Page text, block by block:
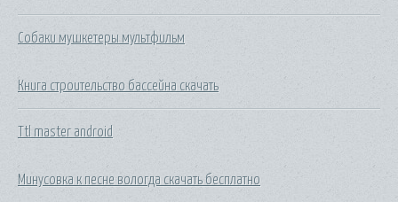
Собаки мушкетеры мультфильм
Книга строительство бассейна скачать
Ttl master android
Минусовка к песне вологда скачать бесплатно